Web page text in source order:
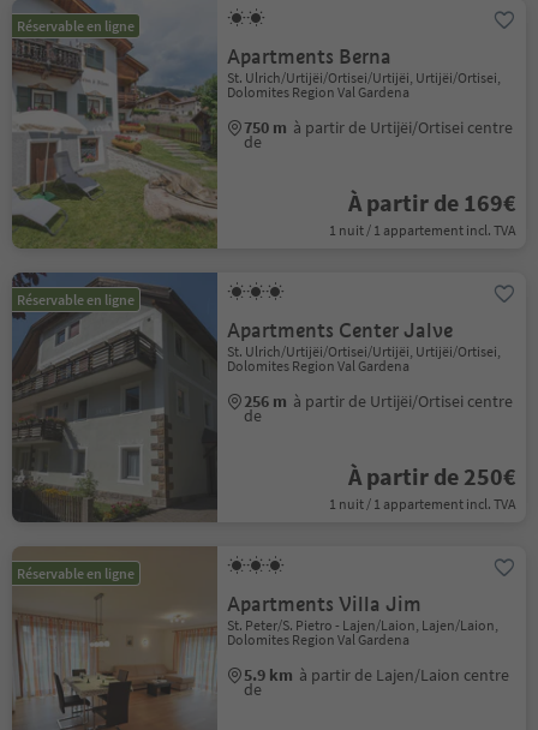
Réservable en ligne
Apartments Berna
St. Ulrich/Urtijëi/Ortisei/Urtijëi, Urtijëi/Ortisei,
Dolomites Region Val Gardena
750 m à partir de Urtijëi/Ortisei centre
de
À partir de 169€
1 nuit / 1 appartement incl. TVA
Réservable en ligne
Apartments Center Jalve
St. Ulrich/Urtijëi/Ortisei/Urtijëi, Urtijëi/Ortisei,
Dolomites Region Val Gardena
256 m à partir de Urtijëi/Ortisei centre
de
À partir de 250€
1 nuit / 1 appartement incl. TVA
Réservable en ligne
Apartments Villa Jim
St. Peter/S. Pietro - Lajen/Laion, Lajen/Laion,
Dolomites Region Val Gardena
5.9 km à partir de Lajen/Laion centre
de